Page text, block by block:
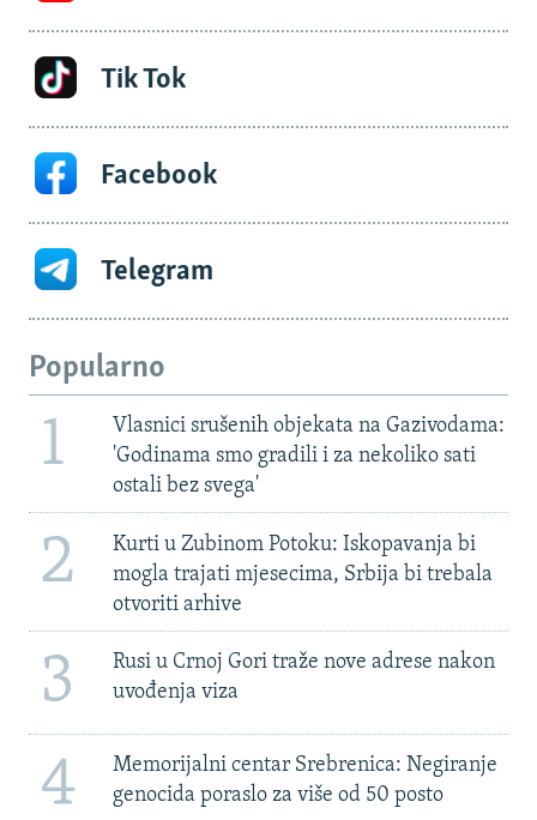
Tik Tok
Facebook
Telegram
Popularno
1
Vlasnici srušenih objekata na Gazivodama:
'Godinama smo gradili i za nekoliko sati
ostali bez svega'
2
Kurti u Zubinom Potoku: Iskopavanja bi
mogla trajati mjesecima, Srbija bi trebala
otvoriti arhive
3
Rusi u Crnoj Gori traže nove adrese nakon
uvođenja viza
4
Memorijalni centar Srebrenica: Negiranje
genocida poraslo za više od 50 posto